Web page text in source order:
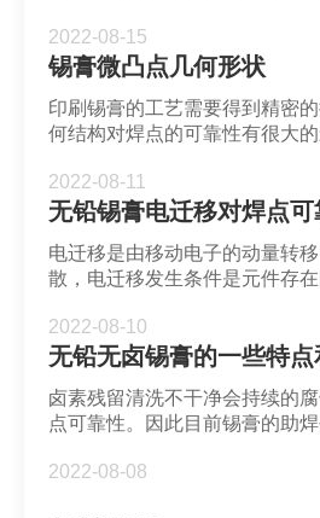
2022-08-15
锡膏微凸点几何形状
印刷锡膏的工艺需要得到精密
何结构对焊点的可靠性有很大
材料特征的关键因素。
2022-08-11
无铅锡膏电迁移对焊点
电迁移是由移动电子的动量转
散，电迁移发生条件是元件存
UBM消耗和IMC层的不对称生
纹等缺陷。
2022-08-10
无铅无卤锡膏的一些特点
卤素残留清洗不干净会持续的
点可靠性。因此目前锡膏的助
过1500ppm。此外，随着无铅
2022-08-08